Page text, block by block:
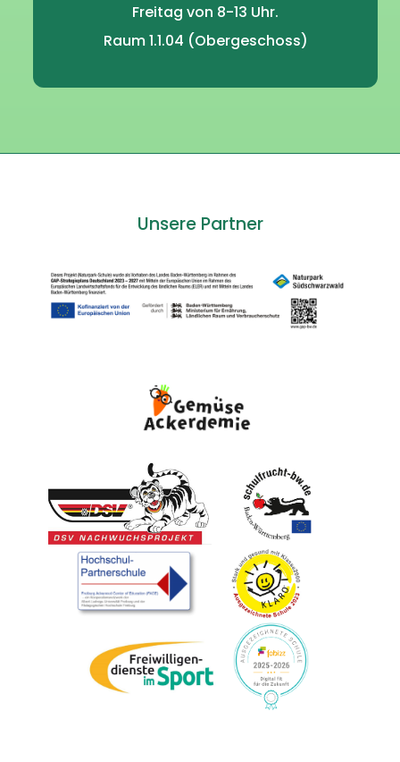
Freitag von 8-13 Uhr.
Raum 1.1.04 (Obergeschoss)
Unsere Partner